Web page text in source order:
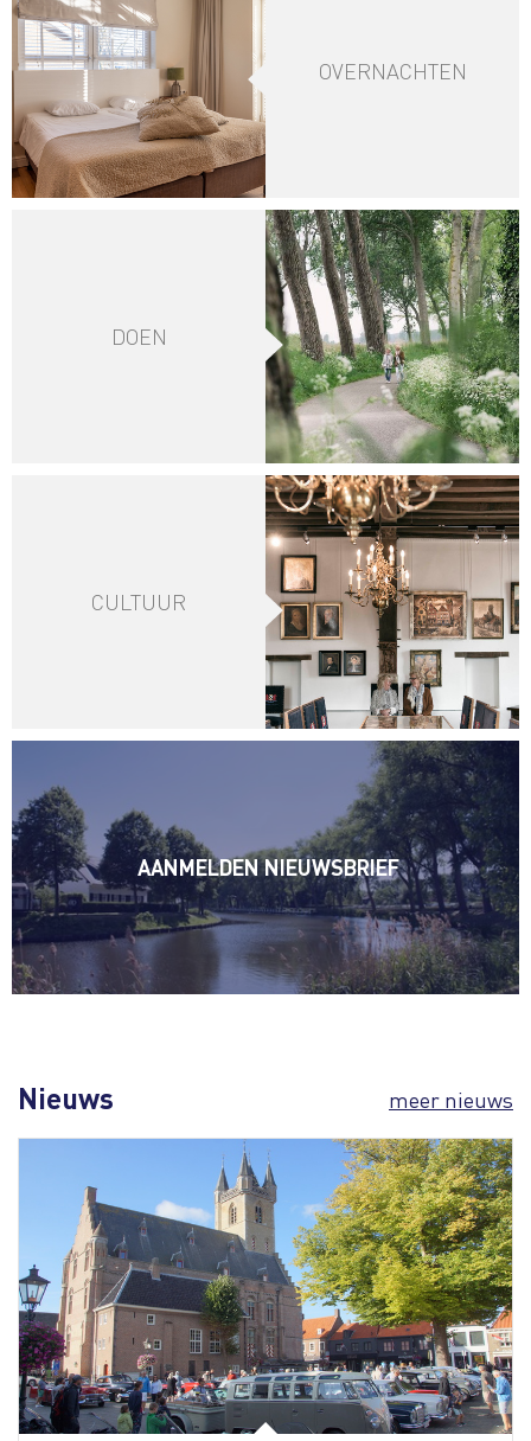
OVERNACHTEN
DOEN
CULTUUR
AANMELDEN NIEUWSBRIEF
Nieuws meer nieuws